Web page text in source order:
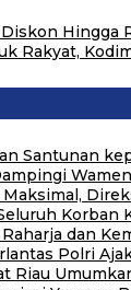
Hingga
Rakyat,
Santunan
Korban
Raharja dan
Polri
Riau